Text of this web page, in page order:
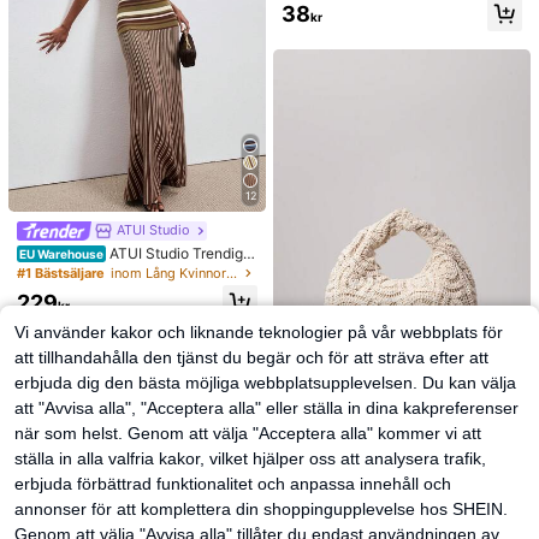
12
ATUI Studio
EU Warehouse ATUI Studio Trendig r
andig stickad klänning för kvinnor,
#1 Bästsäljare inom Lång Kvinnors tröjklänningar
229kr
38kr
#Blomsterfestglädje
EU Warehouse
Blommig ihålig vävd v
irkad väska, boho strandväska för k
vinnor, premium plisserad handväsk
a, avslappnad semesterplånbok, se
mesternödvändigheter, resortwear
#1 Bästsäljare
130kr
Vi använder kakor och liknande teknologier på vår webbplats för
att tillhandahålla den tjänst du begär och för att sträva efter att
erbjuda dig den bästa möjliga webbplatsupplevelsen. Du kan välja
att "Avvisa alla", "Acceptera alla" eller ställa in dina kakpreferenser
när som helst. Genom att välja "Acceptera alla" kommer vi att
ställa in alla valfria kakor, vilket hjälper oss att analysera trafik,
erbjuda förbättrad funktionalitet och anpassa innehåll och
annonser för att komplettera din shoppingupplevelse hos SHEIN.
Genom att välja "Avvisa alla" tillåter du endast användningen av